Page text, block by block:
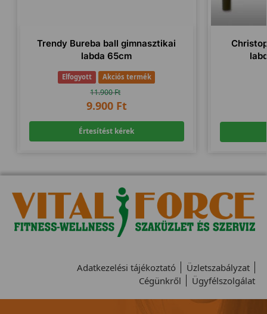
Trendy Bureba ball gimnasztikai
labda 65cm
Elfogyott Akciós termék
11.900Ft
9.900 Ft
Értesítést kérek
Adatkezelési tájékoztató
Üzletszabályzat
Cégünkről
Ügyfélszolgálat